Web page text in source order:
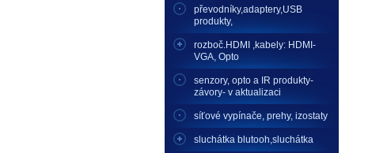
převodníky,adaptery,USB
produkty,
rozboč.HDMI ,kabely: HDMI-
VGA, Opto
senzory, opto a IR produkty-
závory- v aktualizaci
síťové vypínače, prehy, izostaty
sluchátka blutooh,sluchátka